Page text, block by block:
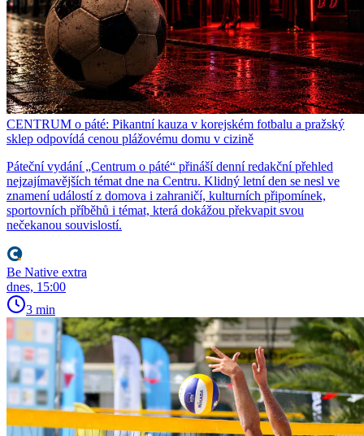
CENTRUM o páté: Pikantní kauza v korejském fotbalu a pražský
sklep odpovídá cenou plážovému domu v cizině
Páteční vydání „Centrum o páté“ přináší denní redakční přehled
nejzajímavějších témat dne na Centru. Klidný letní den se nesl ve
znamení událostí z domova i zahraničí, kulturních připomínek,
sportovních příběhů i témat, která dokážou překvapit svou
nečekanou souvislostí.
Be Native extra
dnes, 15:00
3 min